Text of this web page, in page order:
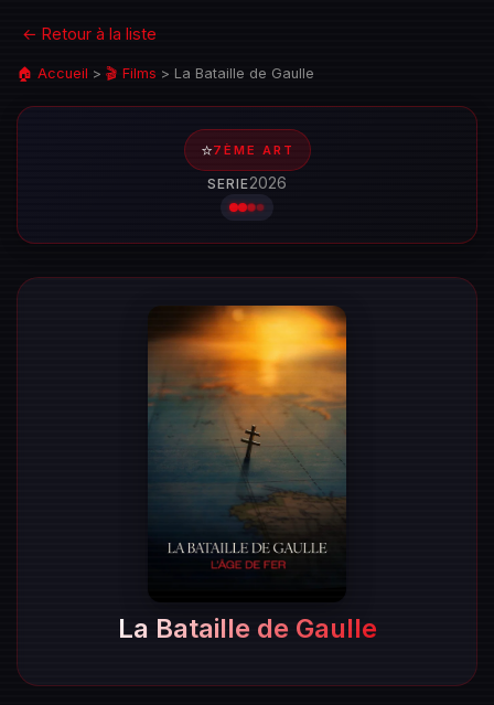
← Retour à la liste
🏠 Accueil > 🎬 Films > La Bataille de Gaulle
⭐7ÈME ART
SERIE2026
La Bataille de Gaulle